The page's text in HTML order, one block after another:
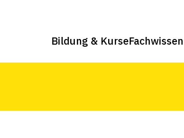
Bildung & KurseFachwissen
Versorgung der Schweizer
aus Pflanzen, angebaut in der